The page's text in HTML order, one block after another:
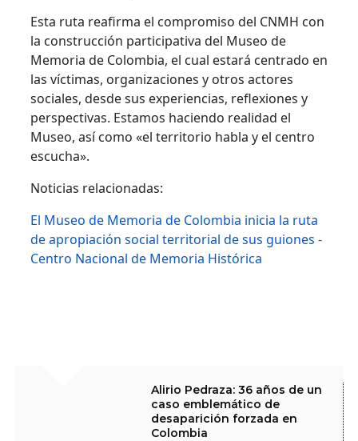
Esta ruta reafirma el compromiso del CNMH con
la construcción participativa del Museo de
Memoria de Colombia, el cual estará centrado en
las víctimas, organizaciones y otros actores
sociales, desde sus experiencias, reflexiones y
perspectivas. Estamos haciendo realidad el
Museo, así como «el territorio habla y el centro
escucha».
Noticias relacionadas:
El Museo de Memoria de Colombia inicia la ruta
de apropiación social territorial de sus guiones -
Centro Nacional de Memoria Histórica
Alirio Pedraza: 36 años de un
caso emblemático de
desaparición forzada en
Colombia